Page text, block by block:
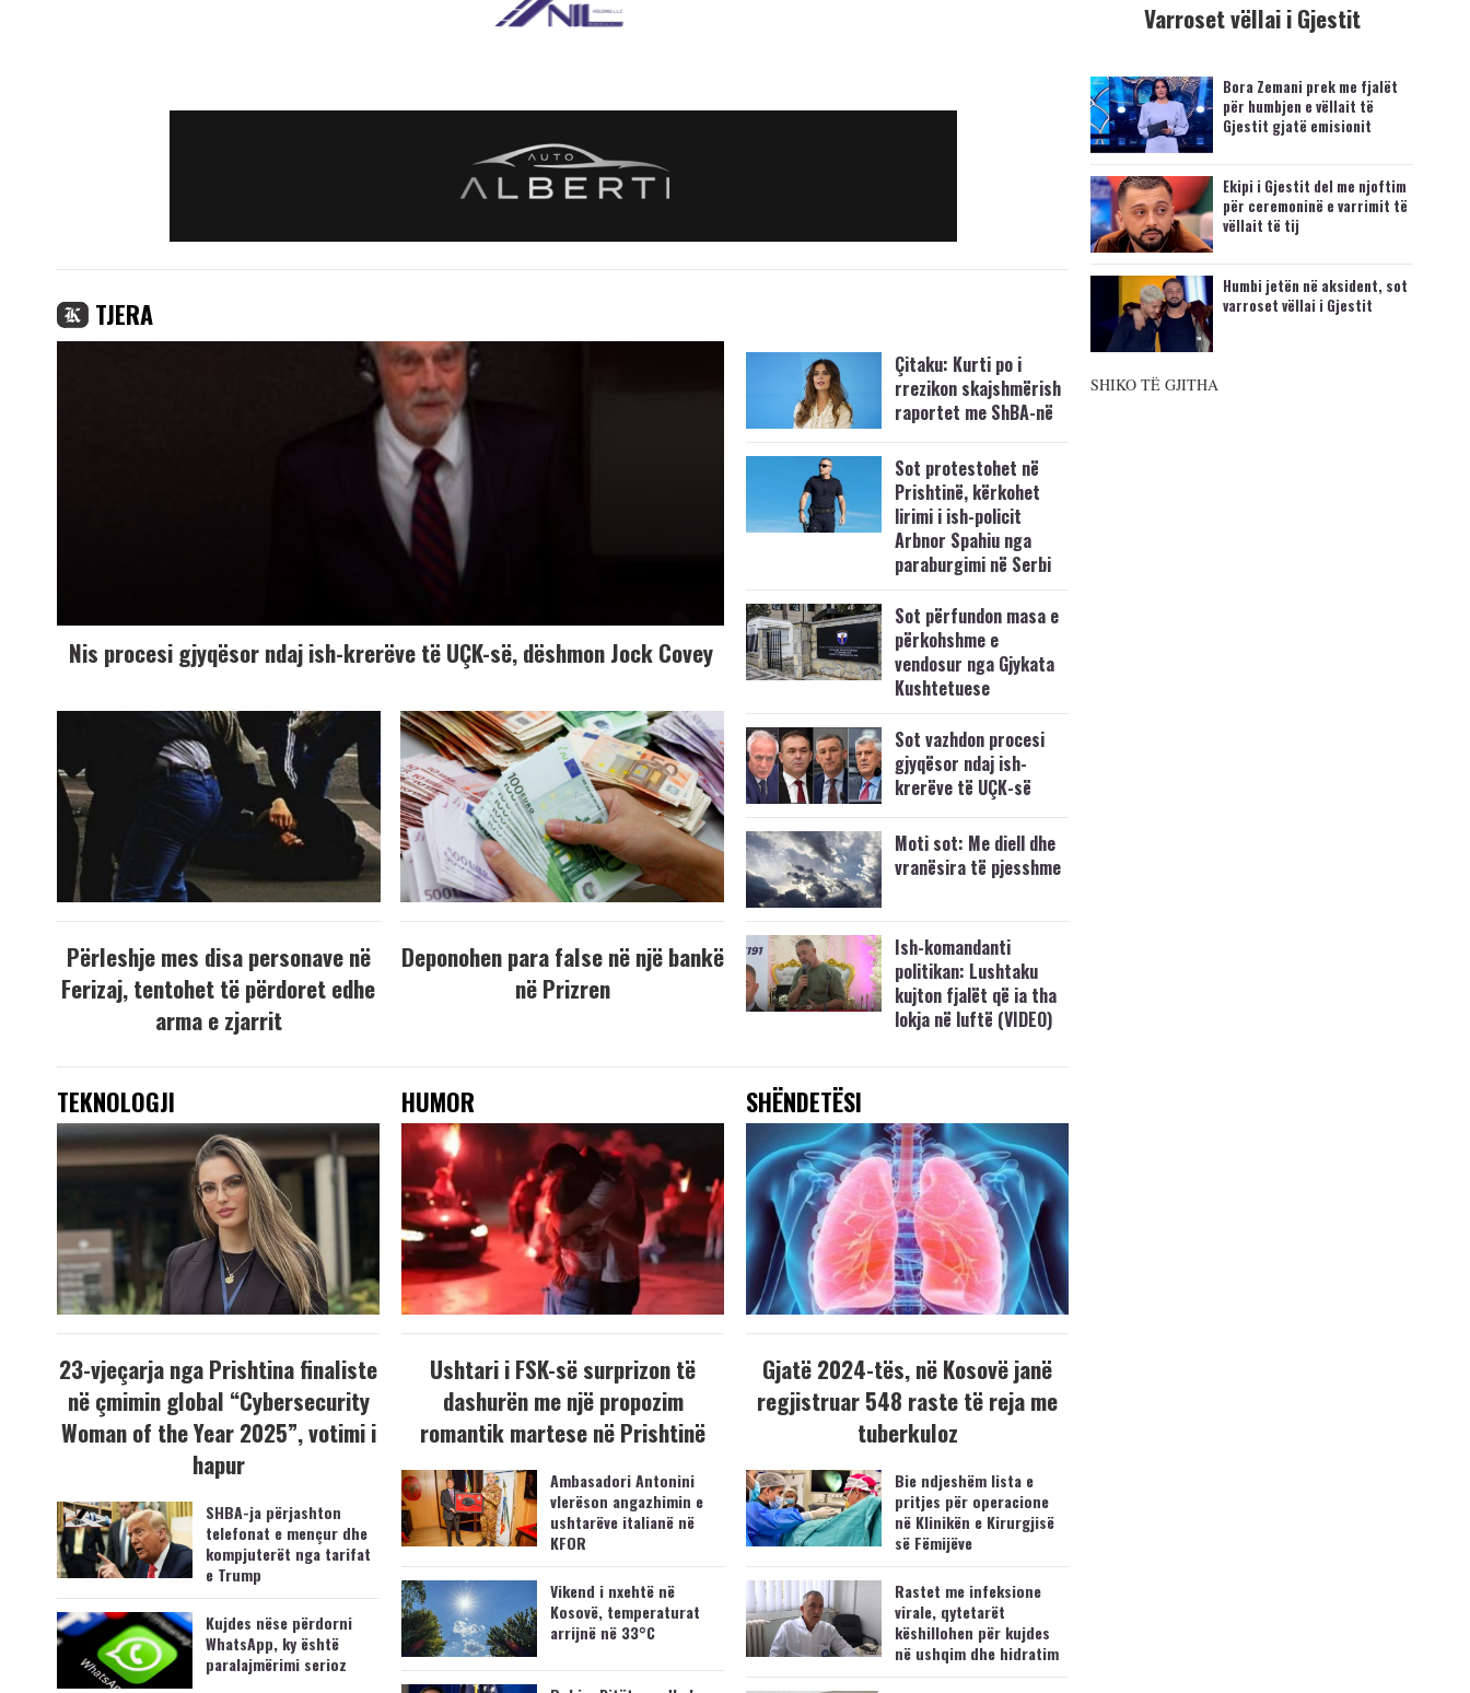
TJERA
Nis procesi gjyqësor ndaj ish-krerëve të UÇK-së, dëshmon Jock Covey
Përleshje mes disa personave në
Ferizaj, tentohet të përdoret edhe
arma e zjarrit
Deponohen para false në një bankë
në Prizren
Çitaku: Kurti po i
rrezikon skajshmërish
raportet me ShBA-në
Sot protestohet në
Prishtinë, kërkohet
lirimi i ish-policit
Arbnor Spahiu nga
paraburgimi në Serbi
Sot përfundon masa e
përkohshme e
vendosur nga Gjykata
Kushtetuese
Sot vazhdon procesi
gjyqësor ndaj ish-
krerëve të UÇK-së
Moti sot: Me diell dhe
vranësira të pjesshme
Ish-komandanti
politikan: Lushtaku
kujton fjalët që ia tha
lokja në luftë (VIDEO)
TEKNOLOGJI
23-vjeçarja nga Prishtina finaliste
në çmimin global “Cybersecurity
Woman of the Year 2025”, votimi i
hapur
SHBA-ja përjashton
telefonat e mençur dhe
kompjuterët nga tarifat
e Trump
Kujdes nëse përdorni
WhatsApp, ky është
paralajmërimi serioz
HUMOR
Ushtari i FSK-së surprizon të
dashurën me një propozim
romantik martese në Prishtinë
Ambasadori Antonini
vlerëson angazhimin e
ushtarëve italianë në
KFOR
Vikend i nxehtë në
Kosovë, temperaturat
arrijnë në 33°C
SHËNDETËSI
Gjatë 2024-tës, në Kosovë janë
regjistruar 548 raste të reja me
tuberkuloz
Bie ndjeshëm lista e
pritjes për operacione
në Klinikën e Kirurgjisë
së Fëmijëve
Rastet me infeksione
virale, qytetarët
këshillohen për kujdes
në ushqim dhe hidratim
Varroset vëllai i Gjestit
Bora Zemani prek me fjalët
për humbjen e vëllait të
Gjestit gjatë emisionit
Ekipi i Gjestit del me njoftim
për ceremoninë e varrimit të
vëllait të tij
Humbi jetën në aksident, sot
varroset vëllai i Gjestit
SHIKO TË GJITHA